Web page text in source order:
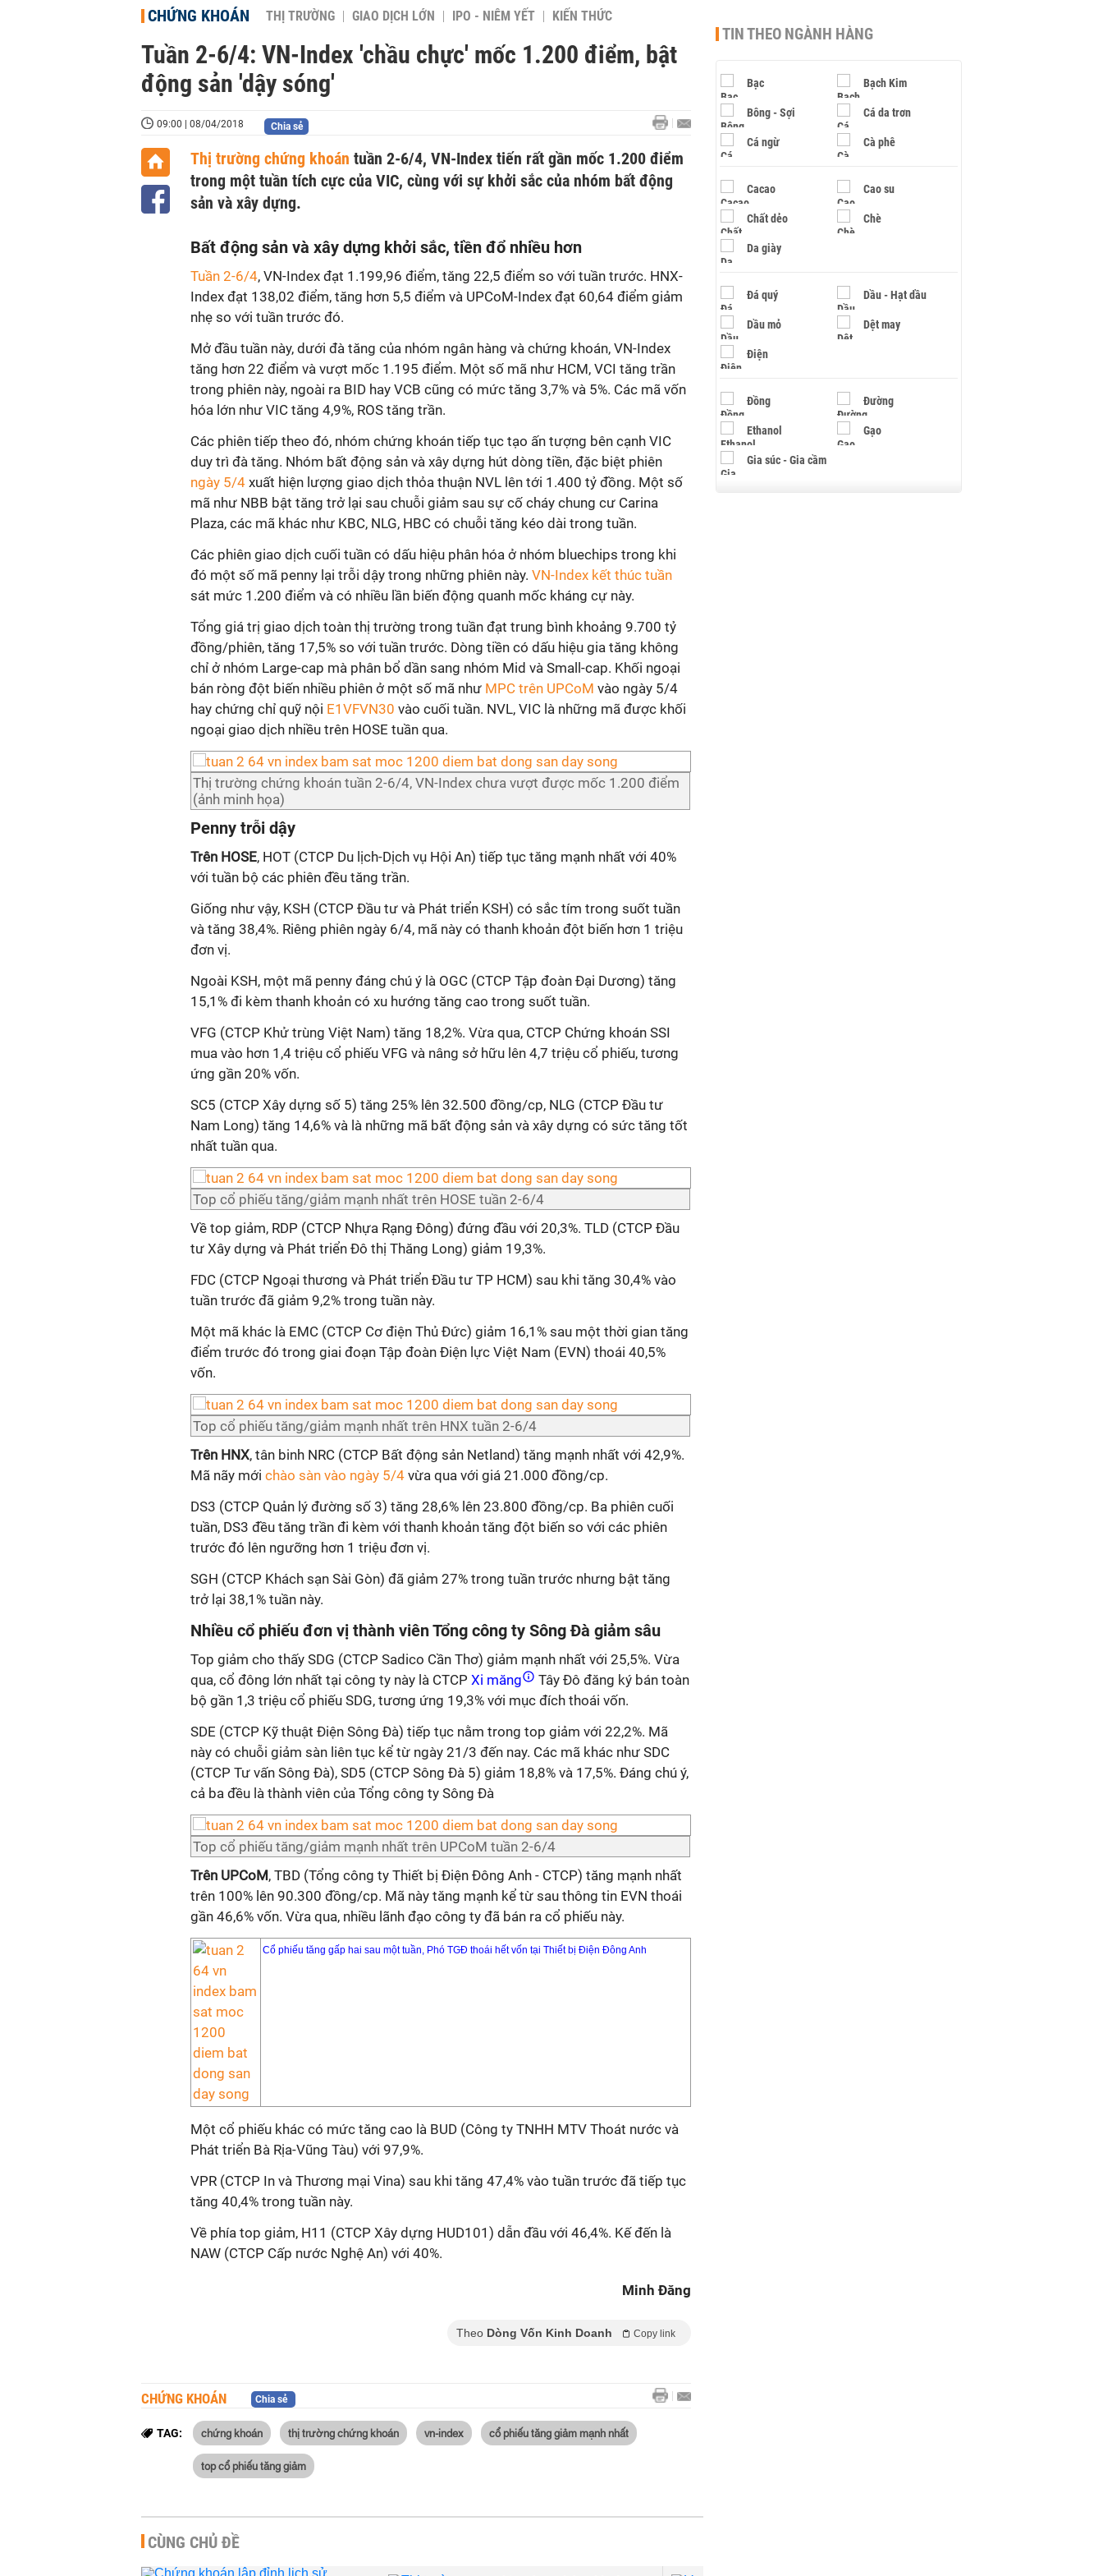
CHỨNG KHOÁN THỊ TRƯỜNG GIAO DỊCH LỚN IPO - NIÊM YẾT KIẾN THỨC
Tuần 2-6/4: VN-Index 'chầu chực' mốc 1.200 điểm, bật
động sản 'dậy sóng'
09:00 | 08/04/2018 Chia sẻ
Thị trường chứng khoán tuần 2-6/4, VN-Index tiến rất gần mốc 1.200 điểm
trong một tuần tích cực của VIC, cùng với sự khởi sắc của nhóm bất động
sản và xây dựng.
Bất động sản và xây dựng khởi sắc, tiền đổ nhiều hơn
Tuần 2-6/4, VN-Index đạt 1.199,96 điểm, tăng 22,5 điểm so với tuần trước. HNX-
Index đạt 138,02 điểm, tăng hơn 5,5 điểm và UPCoM-Index đạt 60,64 điểm giảm
nhẹ so với tuần trước đó.
Mở đầu tuần này, dưới đà tăng của nhóm ngân hàng và chứng khoán, VN-Index
tăng hơn 22 điểm và vượt mốc 1.195 điểm. Một số mã như HCM, VCI tăng trần
trong phiên này, ngoài ra BID hay VCB cũng có mức tăng 3,7% và 5%. Các mã vốn
hóa lớn như VIC tăng 4,9%, ROS tăng trần.
Các phiên tiếp theo đó, nhóm chứng khoán tiếp tục tạo ấn tượng bên cạnh VIC
duy trì đà tăng. Nhóm bất động sản và xây dựng hút dòng tiền, đặc biệt phiên
ngày 5/4 xuất hiện lượng giao dịch thỏa thuận NVL lên tới 1.400 tỷ đồng. Một số
mã như NBB bật tăng trở lại sau chuỗi giảm sau sự cố cháy chung cư Carina
Plaza, các mã khác như KBC, NLG, HBC có chuỗi tăng kéo dài trong tuần.
Các phiên giao dịch cuối tuần có dấu hiệu phân hóa ở nhóm bluechips trong khi
đó một số mã penny lại trỗi dậy trong những phiên này. VN-Index kết thúc tuần
sát mức 1.200 điểm và có nhiều lần biến động quanh mốc kháng cự này.
Tổng giá trị giao dịch toàn thị trường trong tuần đạt trung bình khoảng 9.700 tỷ
đồng/phiên, tăng 17,5% so với tuần trước. Dòng tiền có dấu hiệu gia tăng không
chỉ ở nhóm Large-cap mà phân bổ dần sang nhóm Mid và Small-cap. Khối ngoại
bán ròng đột biến nhiều phiên ở một số mã như MPC trên UPCoM vào ngày 5/4
hay chứng chỉ quỹ nội E1VFVN30 vào cuối tuần. NVL, VIC là những mã được khối
ngoại giao dịch nhiều trên HOSE tuần qua.
Thị trường chứng khoán tuần 2-6/4, VN-Index chưa vượt được mốc 1.200 điểm
(ảnh minh họa)
Penny trỗi dậy
Trên HOSE, HOT (CTCP Du lịch-Dịch vụ Hội An) tiếp tục tăng mạnh nhất với 40%
với tuần bộ các phiên đều tăng trần.
Giống như vậy, KSH (CTCP Đầu tư và Phát triển KSH) có sắc tím trong suốt tuần
và tăng 38,4%. Riêng phiên ngày 6/4, mã này có thanh khoản đột biến hơn 1 triệu
đơn vị.
Ngoài KSH, một mã penny đáng chú ý là OGC (CTCP Tập đoàn Đại Dương) tăng
15,1% đi kèm thanh khoản có xu hướng tăng cao trong suốt tuần.
VFG (CTCP Khử trùng Việt Nam) tăng 18,2%. Vừa qua, CTCP Chứng khoán SSI
mua vào hơn 1,4 triệu cổ phiếu VFG và nâng sở hữu lên 4,7 triệu cổ phiếu, tương
ứng gần 20% vốn.
SC5 (CTCP Xây dựng số 5) tăng 25% lên 32.500 đồng/cp, NLG (CTCP Đầu tư
Nam Long) tăng 14,6% và là những mã bất động sản và xây dựng có sức tăng tốt
nhất tuần qua.
Top cổ phiếu tăng/giảm mạnh nhất trên HOSE tuần 2-6/4
Về top giảm, RDP (CTCP Nhựa Rạng Đông) đứng đầu với 20,3%. TLD (CTCP Đầu
tư Xây dựng và Phát triển Đô thị Thăng Long) giảm 19,3%.
FDC (CTCP Ngoại thương và Phát triển Đầu tư TP HCM) sau khi tăng 30,4% vào
tuần trước đã giảm 9,2% trong tuần này.
Một mã khác là EMC (CTCP Cơ điện Thủ Đức) giảm 16,1% sau một thời gian tăng
điểm trước đó trong giai đoạn Tập đoàn Điện lực Việt Nam (EVN) thoái 40,5%
vốn.
Top cổ phiếu tăng/giảm mạnh nhất trên HNX tuần 2-6/4
Trên HNX, tân binh NRC (CTCP Bất động sản Netland) tăng mạnh nhất với 42,9%.
Mã nãy mới chào sàn vào ngày 5/4 vừa qua với giá 21.000 đồng/cp.
DS3 (CTCP Quản lý đường số 3) tăng 28,6% lên 23.800 đồng/cp. Ba phiên cuối
tuần, DS3 đều tăng trần đi kèm với thanh khoản tăng đột biến so với các phiên
trước đó lên ngưỡng hơn 1 triệu đơn vị.
SGH (CTCP Khách sạn Sài Gòn) đã giảm 27% trong tuần trước nhưng bật tăng
trở lại 38,1% tuần này.
Nhiều cổ phiếu đơn vị thành viên Tổng công ty Sông Đà giảm sâu
Top giảm cho thấy SDG (CTCP Sadico Cần Thơ) giảm mạnh nhất với 25,5%. Vừa
qua, cổ đông lớn nhất tại công ty này là CTCP Xi măng
Tây Đô đăng ký bán toàn
bộ gần 1,3 triệu cổ phiếu SDG, tương ứng 19,3% với mục đích thoái vốn.
SDE (CTCP Kỹ thuật Điện Sông Đà) tiếp tục nằm trong top giảm với 22,2%. Mã
này có chuỗi giảm sàn liên tục kể từ ngày 21/3 đến nay. Các mã khác như SDC
(CTCP Tư vấn Sông Đà), SD5 (CTCP Sông Đà 5) giảm 18,8% và 17,5%. Đáng chú ý,
cả ba đều là thành viên của Tổng công ty Sông Đà
Top cổ phiếu tăng/giảm mạnh nhất trên UPCoM tuần 2-6/4
Trên UPCoM, TBD (Tổng công ty Thiết bị Điện Đông Anh - CTCP) tăng mạnh nhất
trên 100% lên 90.300 đồng/cp. Mã này tăng mạnh kể từ sau thông tin EVN thoái
gần 46,6% vốn. Vừa qua, nhiều lãnh đạo công ty đã bán ra cổ phiếu này.
Cổ phiếu tăng gấp hai sau một tuần, Phó TGĐ thoái hết vốn tại Thiết bị Điện Đông Anh
Một cổ phiếu khác có mức tăng cao là BUD (Công ty TNHH MTV Thoát nước và
Phát triển Bà Rịa-Vũng Tàu) với 97,9%.
VPR (CTCP In và Thương mại Vina) sau khi tăng 47,4% vào tuần trước đã tiếp tục
tăng 40,4% trong tuần này.
Về phía top giảm, H11 (CTCP Xây dựng HUD101) dẫn đầu với 46,4%. Kế đến là
NAW (CTCP Cấp nước Nghệ An) với 40%.
Minh Đăng
Theo Dòng Vốn Kinh Doanh Copy link
CHỨNG KHOÁN Chia sẻ
TAG: chứng khoán thị trường chứng khoán vn-index cổ phiếu tăng giảm mạnh nhất
top cổ phiếu tăng giảm
CÙNG CHỦ ĐỀ
TIN THEO NGÀNH HÀNG
Bạc Bạch Kim
Bông - Sợi Cá da trơn
Cá ngừ Cà phê
Cacao Cao su
Chất dẻo Chè
Da giày
Đá quý Dầu - Hạt dầu
Dầu mỏ Dệt may
Điện
Đồng Đường
Ethanol Gạo
Gia súc - Gia cầm